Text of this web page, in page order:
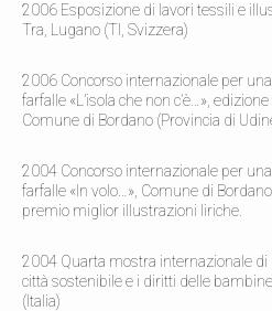
2006 Esposizione di lavori tessili e
Tra, Lugano (TI, Svizzera)
2006 Concorso internazionale per
farfalle «L’isola che non c’è…»,
Comune di Bordano (Provincia di
2004 Concorso internazionale per
farfalle «In volo…», Comune di
premio miglior illustrazioni liriche.
2004 Quarta mostra internazionale di
città sostenibile e i diritti delle
(Italia)